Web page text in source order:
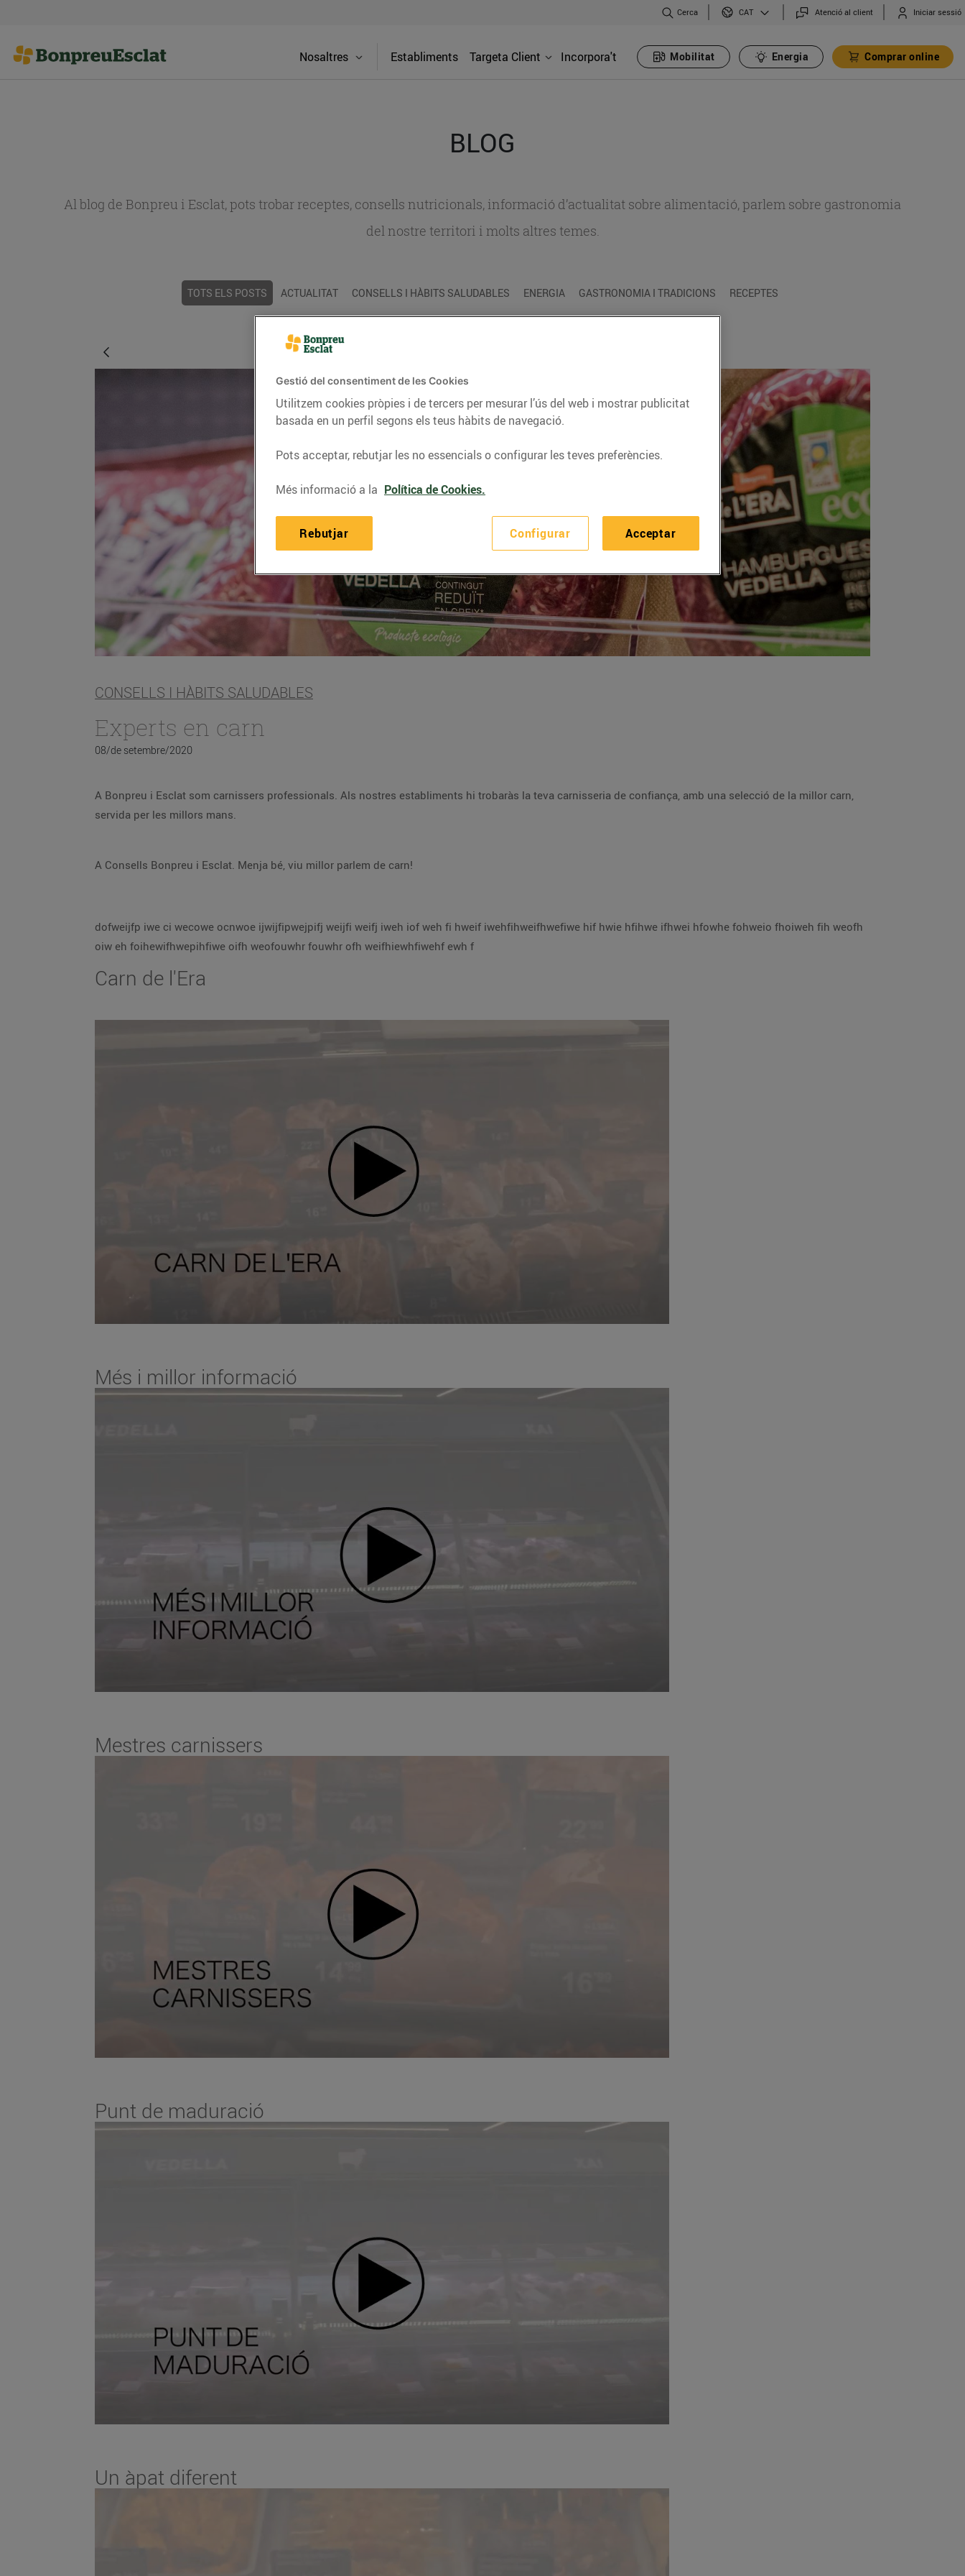
Cerca CAT Atenció al client Iniciar sessió
Nosaltres Establiments Targeta Client Incorpora't Mobilitat Energia Comprar online
BLOG
Al blog de Bonpreu i Esclat, pots trobar receptes, consells nutricionals, informació d’actualitat sobre alimentació, parlem sobre gastronomia
del nostre territori i molts altres temes.
TOTS ELS POSTS ACTUALITAT CONSELLS I HÀBITS SALUDABLES ENERGIA GASTRONOMIA I TRADICIONS RECEPTES
CONSELLS I HÀBITS SALUDABLES
Experts en carn
08/de setembre/2020
A Bonpreu i Esclat som carnissers professionals. Als nostres establiments hi trobaràs la teva carnisseria de confiança, amb una selecció de la millor carn,
servida per les millors mans.
A Consells Bonpreu i Esclat. Menja bé, viu millor parlem de carn!
dofweijfp iwe ci wecowe ocnwoe ijwijfipwejpifj weijfi weifj iweh iof weh fi hweif iwehfihweifhwefiwe hif hwie hfihwe ifhwei hfowhe fohweio fhoiweh fih weofh
oiw eh foihewifhwepihfiwe oifh weofouwhr fouwhr ofh weifhiewhfiwehf ewh f
Carn de l'Era
Més i millor informació
Mestres carnissers
Punt de maduració
Un àpat diferent
Gestió del consentiment de les Cookies
Utilitzem cookies pròpies i de tercers per mesurar l’ús del web i mostrar publicitat
basada en un perfil segons els teus hàbits de navegació.
Pots acceptar, rebutjar les no essencials o configurar les teves preferències.
Més informació a la Política de Cookies.
Configurar
Rebutjar Acceptar